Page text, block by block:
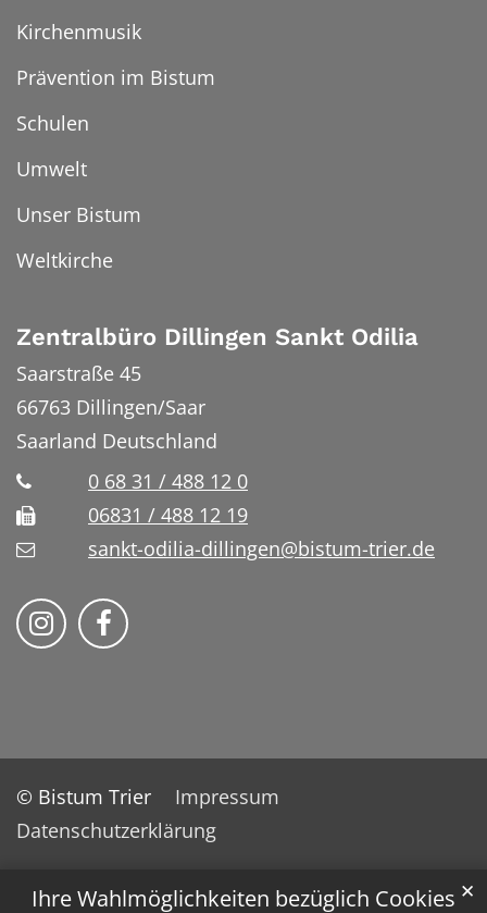
Ihre Wahlmöglichkeiten bezüglich Cookies ✕
Kirchenmusik
Prävention im Bistum
Schulen
Umwelt
Unser Bistum
Weltkirche
Zentralbüro Dillingen Sankt Odilia
Saarstraße 45
66763 Dillingen/Saar
Saarland Deutschland
0 68 31 / 488 12 0
06831 / 488 12 19
sankt-odilia-dillingen@bistum-trier.de
Bistum Trier auf Instragram
Bistum Trier auf Facebook
© Bistum Trier
Impressum
Datenschutzerklärung